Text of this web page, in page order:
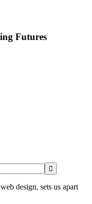
Futures
design, sets us apart